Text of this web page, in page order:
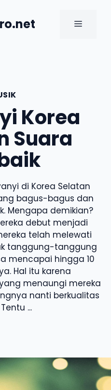
MENU
Korea
Suara
di Korea Selatan
bagus-bagus dan
Mengapa demikian?
debut menjadi
telah melewati
tanggung-tanggung
mencapai hingga 10
Hal itu karena
menaungi mereka
nanti berkualitas
...